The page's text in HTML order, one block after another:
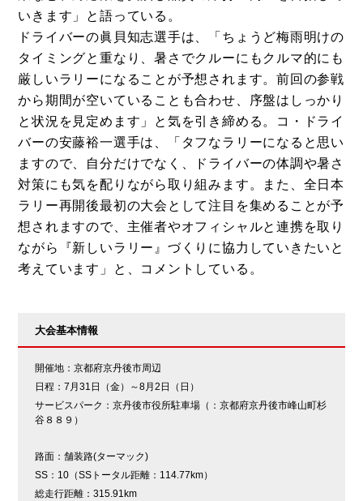
いきます」と語っている。
ドライバーの眞貝知志選手は、「ちょうど梅雨明けの
タイミングと重なり、暑さでクルーにもクルマ的にも
厳しいラリーになることが予想されます。前回の参戦
から期間が空いていることも合わせ、序盤はしっかり
と状況を見定めます」と気を引き締める。コ・ドライ
バーの安藤裕一選手は、「タフなラリーになると思い
ますので、自分だけでなく、ドライバーの体調や暑さ
対策にも気を配りながら取り組みます。また、全日本
ラリー再開後最初の大会として注目を集めることが予
想されますので、主催者やオフィシャルと連携を取り
ながら『新しいラリー』づくりに協力していきたいと
考えています」と、コメントしている。
大会基本情報
開催地：京都府京丹後市周辺
日程：7月31日（金）～8月2日（日）
サービスパーク：京丹後市役所駐車場（：京都府京丹後市峰山町杉
谷８８９）
路面：舗装路(ターマック)
SS： 10（SSトータル距離：114.77km）
総走行距離：315.91km